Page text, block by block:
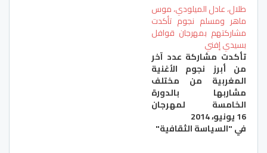
طلال، عادل الميلودي، موس
ماهر ومسلم نجوم تأكدت
مشاركتهم بمهرجان قوافل
بسيدي إفني
تأكدت مشاركة عدد آخر
من أبرز نجوم الأغنية
المغربية من مختلف
مشاربها بالدورة
الخامسة لمهرجان
قوافل المزمع تنظيمها
ما بين 20 و25 من الشهر
الحالي بمدينة سيدي
16 يونيو، 2014
في "السياسة الثقافية"